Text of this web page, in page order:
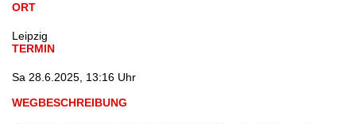
ORT
Leipzig
TERMIN
Sa 28.6.2025, 13:16 Uhr
WEGBESCHREIBUNG